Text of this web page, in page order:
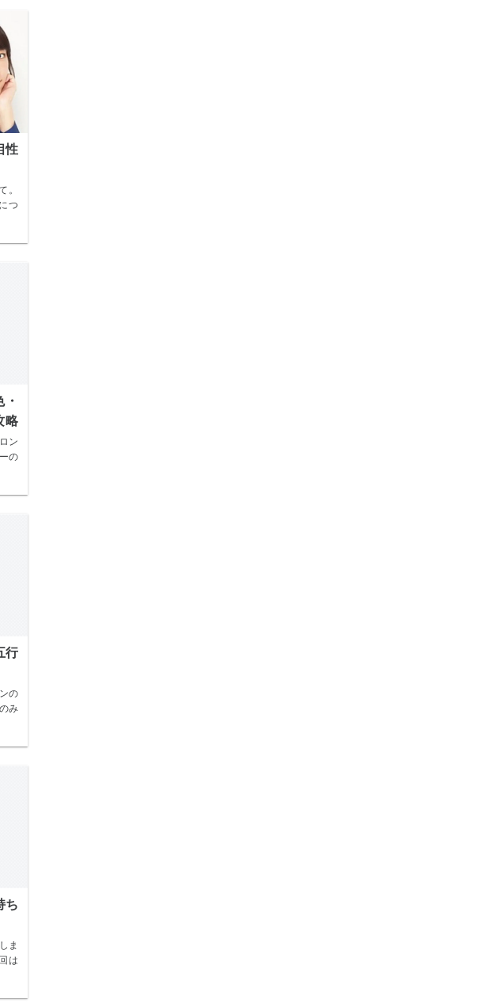
性
。
つ
略
ン
の
行
の
み
ち
ま
は